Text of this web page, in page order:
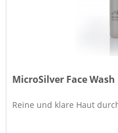
MicroSilver Face Wash
Reine und klare Haut